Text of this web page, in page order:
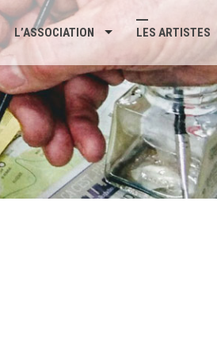
L’ASSOCIATION LES ARTISTES